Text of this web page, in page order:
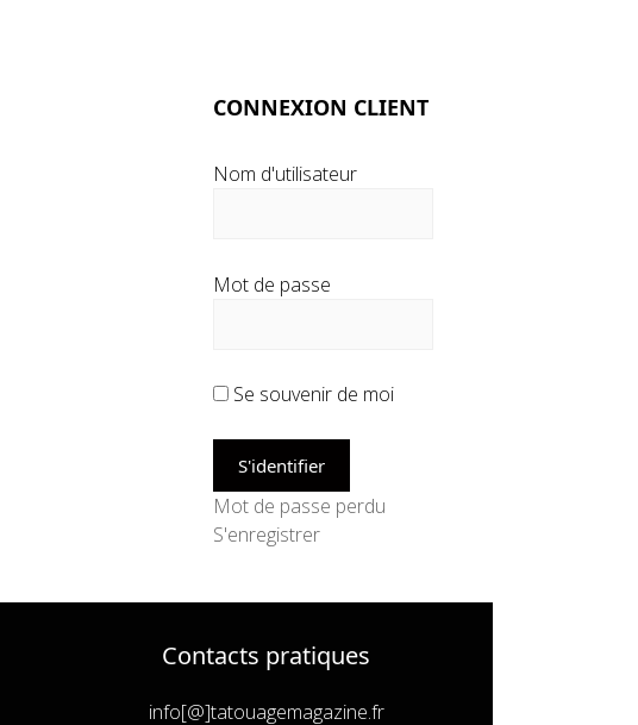
CONNEXION CLIENT
Nom d'utilisateur
Mot de passe
Se souvenir de moi
Mot de passe perdu
S'enregistrer
Contacts pratiques
info[@]tatouagemagazine.fr